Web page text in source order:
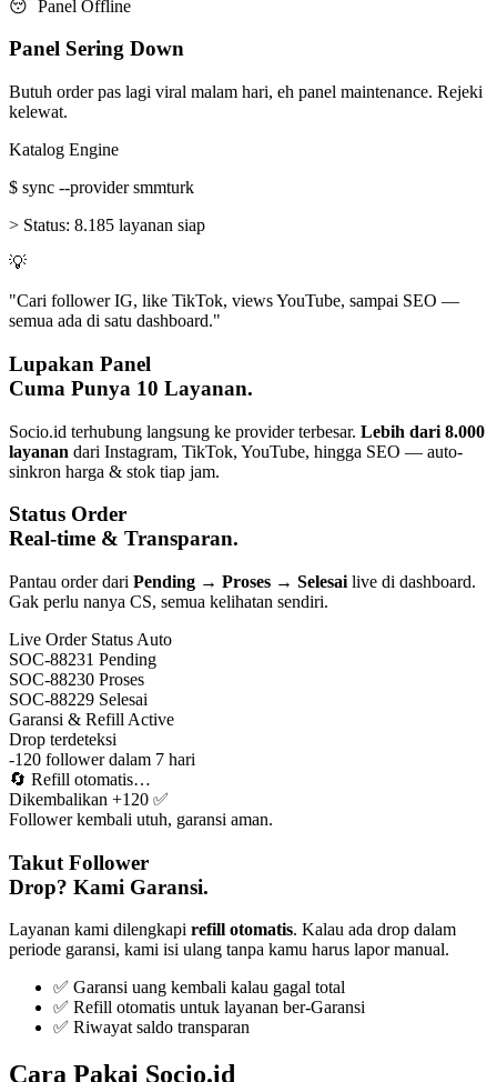
😴Panel Offline
Panel Sering Down
Butuh order pas lagi viral malam hari, eh panel maintenance. Rejeki
kelewat.
Katalog Engine
$ sync --provider smmturk
> Status: 8.185 layanan siap
💡
"Cari follower IG, like TikTok, views YouTube, sampai SEO —
semua ada di satu dashboard."
Lupakan Panel
Cuma Punya 10 Layanan.
Socio.id terhubung langsung ke provider terbesar. Lebih dari 8.000
layanan dari Instagram, TikTok, YouTube, hingga SEO — auto-
sinkron harga & stok tiap jam.
Status Order
Real-time & Transparan.
Pantau order dari Pending → Proses → Selesai live di dashboard.
Gak perlu nanya CS, semua kelihatan sendiri.
Live Order Status Auto
SOC-88231 Pending
SOC-88230 Proses
SOC-88229 Selesai
Garansi & Refill Active
Drop terdeteksi
-120 follower dalam 7 hari
🔄 Refill otomatis…
Dikembalikan +120 ✅
Follower kembali utuh, garansi aman.
Takut Follower
Drop? Kami Garansi.
Layanan kami dilengkapi refill otomatis. Kalau ada drop dalam
periode garansi, kami isi ulang tanpa kamu harus lapor manual.
✅ Garansi uang kembali kalau gagal total
✅ Refill otomatis untuk layanan ber-Garansi
✅ Riwayat saldo transparan
Cara Pakai Socio.id